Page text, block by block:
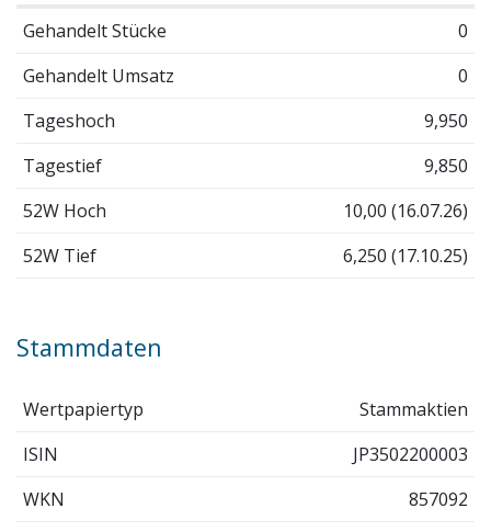
Gehandelt Stücke
0
Gehandelt Umsatz
0
Tageshoch
9,950
Tagestief
9,850
52W Hoch
10,00 (16.07.26)
52W Tief
6,250 (17.10.25)
Stammdaten
Wertpapiertyp
Stammaktien
ISIN
JP3502200003
WKN
857092